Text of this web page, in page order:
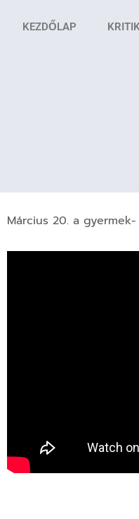
KEZDŐLAP
Március 20. a